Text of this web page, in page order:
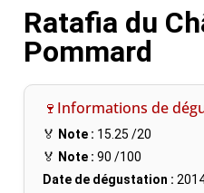
Ratafia du
Pommard
🍷Informations de
🏅 Note : 15.25 /20
🏅 Note : 90 /100
Date de dégustation :